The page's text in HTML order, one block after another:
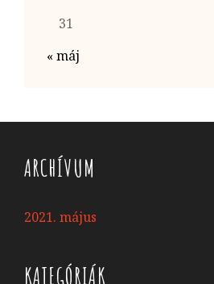
31
« máj
ARCHÍVUM
2021. május
KATEGÓRIÁK